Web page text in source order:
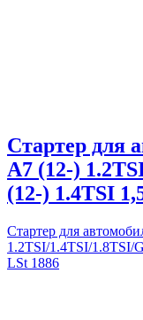
Стартер для
A7 (12-)
(12-) 1.4TSI
Стартер для
1.2TSI/1.4TSI/1.8TSI/
LSt 1886